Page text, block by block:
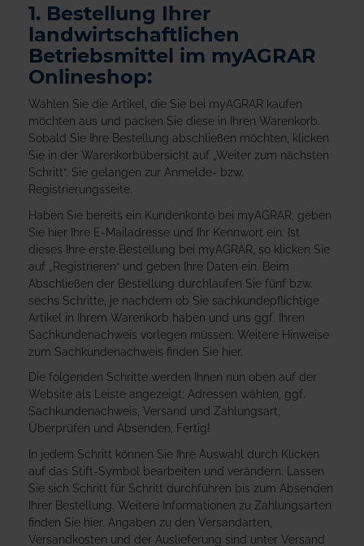
1. Bestellung Ihrer
landwirtschaftlichen
Betriebsmittel im myAGRAR
Onlineshop:
Wählen Sie die Artikel, die Sie bei myAGRAR kaufen
möchten aus und packen Sie diese in Ihren Warenkorb.
Sobald Sie Ihre Bestellung abschließen möchten, klicken
Sie in der Warenkorbübersicht auf „Weiter zum nächsten
Schritt“. Sie gelangen zur Anmelde- bzw.
Registrierungsseite.
Haben Sie bereits ein Kundenkonto bei myAGRAR, geben
Sie hier Ihre E-Mailadresse und Ihr Kennwort ein. Ist
dieses Ihre erste Bestellung bei myAGRAR, so klicken Sie
auf „Registrieren“ und geben Ihre Daten ein. Beim
Abschließen der Bestellung durchlaufen Sie fünf bzw.
sechs Schritte, je nachdem ob Sie sachkundepflichtige
Artikel in Ihrem Warenkorb haben und uns ggf. Ihren
Sachkundenachweis vorlegen müssen. Weitere Hinweise
zum Sachkundenachweis finden Sie hier.
Die folgenden Schritte werden Ihnen nun oben auf der
Website als Leiste angezeigt: Adressen wählen, ggf.
Sachkundenachweis, Versand und Zahlungsart,
Überprüfen und Absenden, Fertig!
In jedem Schritt können Sie Ihre Auswahl durch Klicken
auf das Stift-Symbol bearbeiten und verändern. Lassen
Sie sich Schritt für Schritt durchführen bis zum Absenden
Ihrer Bestellung. Weitere Informationen zu Zahlungsarten
finden Sie hier. Angaben zu den Versandarten,
Versandkosten und der Auslieferung sind unter Versand